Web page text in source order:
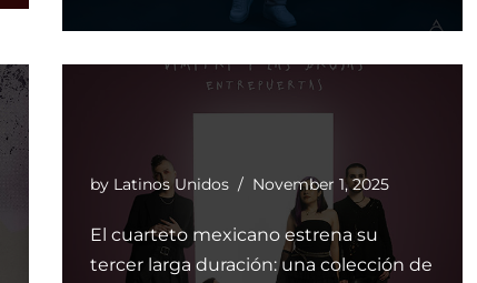
by Latinos Unidos November 1, 2025
El cuarteto mexicano estrena su
tercer larga duración: una colección de